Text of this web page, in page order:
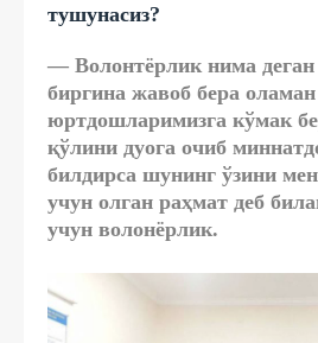
тушунасиз?
— Волонтёрлик нима деган
биргина жавоб бера оламан
юртдошларимизга кўмак
қўлини дуога очиб
билдирса шунинг ўзини
учун олган раҳмат деб
учун волонёрлик.